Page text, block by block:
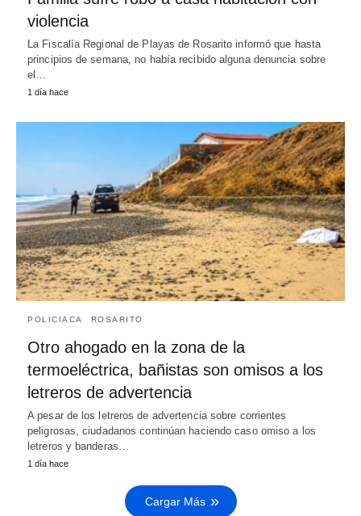
violencia
La Fiscalía Regional de Playas de Rosarito informó que hasta
principios de semana, no había recibido alguna denuncia sobre
el…
1 día hace
POLICIACA ROSARITO
Otro ahogado en la zona de la
termoeléctrica, bañistas son omisos a los
letreros de advertencia
A pesar de los letreros de advertencia sobre corrientes
peligrosas, ciudadanos continúan haciendo caso omiso a los
letreros y banderas…
1 día hace
Cargar Más